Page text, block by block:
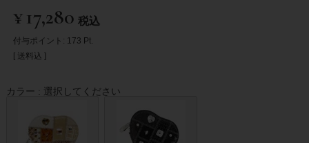
¥17,280 税込
付与ポイント: 173 Pt.
送料込
カラー 選択してください